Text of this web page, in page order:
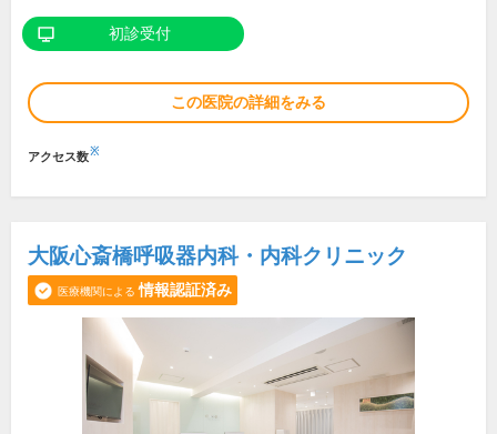
初診受付
この医院の詳細をみる
アクセス数※
大阪心斎橋呼吸器内科・内科クリニック
医療機関による 情報認証済み